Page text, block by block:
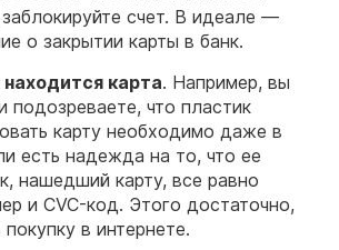
счет. В идеале —
о закрытии карты в банк.
карта. Например, вы
подозреваете, что пластик
карту необходимо даже в
есть надежда на то, что ее
нашедший карту, все равно
и CVC-код. Этого достаточно,
в интернете.